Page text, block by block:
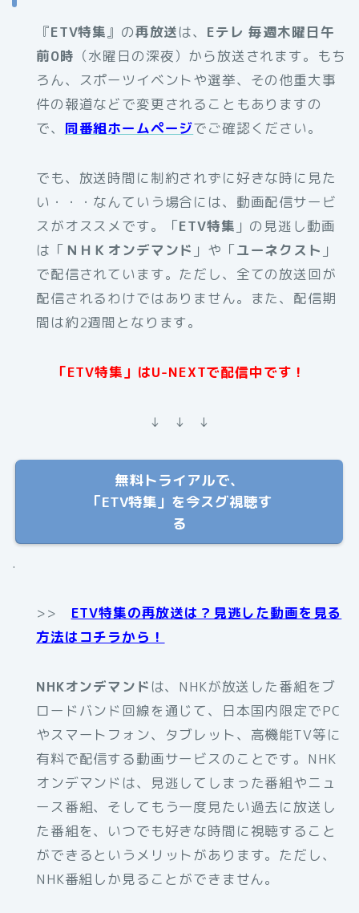
『ETV特集』の再放送は、 Eテレ 毎週木曜日午
前0時 （水曜日の深夜）から放送されます。もち
ろん、スポーツイベントや選挙、その他重大事
件の報道などで変更されることもありますの
で、 同番組ホームページでご確認ください。
でも、放送時間に制約されずに好きな時に見た
い・・・なんていう場合には、動画配信サービ
スがオススメです。
「ETV特集 」の見逃し動画
は「 ＮＨＫオンデマンド 」や「ユーネクスト 」
で配信されています。ただし、全ての放送回が
配信されるわけではありません。また、配信期
間は約2週間となります。
「ETV特集」はU-NEXTで配信中です！
↓ ↓ ↓
無料トライアルで、
「ETV特集」を今スグ視聴す
る
.
>> ETV特集の再放送は？見逃した動画を見る
方法はコチラから！
NHKオンデマンド は、NHKが放送した番組をブ
ロードバンド回線を通じて、日本国内限定でPC
やスマートフォン、タブレット、高機能TV等に
有料で配信する動画サービスのことです。NHK
オンデマンドは、見逃してしまった番組やニュ
ース番組、そしてもう一度見たい過去に放送し
た番組を、いつでも好きな時間に視聴すること
ができるというメリットがあります。ただし、
NHK番組しか見ることができません。